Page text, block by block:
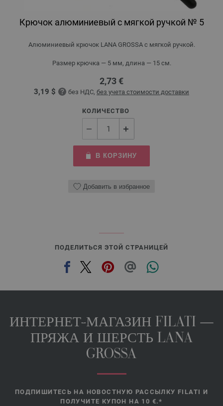
Крючок алюминиевый с мягкой ручкой № 5
Алюминиевый крючок LANA GROSSA с мягкой ручкой.
Размер крючка — 5 мм, длина — 15 см.
2,73 €
3,19 $ без НДС, без учета стоимости доставки
КОЛИЧЕСТВО
В КОРЗИНУ
Добавить в избранное
ПОДЕЛИТЬСЯ ЭТОЙ СТРАНИЦЕЙ
ИНТЕРНЕТ-МАГАЗИН FILATI —
ПРЯЖА И ШЕРСТЬ LANA
GROSSA
ПОДПИШИТЕСЬ НА НОВОСТНУЮ РАССЫЛКУ FILATI И
ПОЛУЧИТЕ КУПОН НА 10 €.*